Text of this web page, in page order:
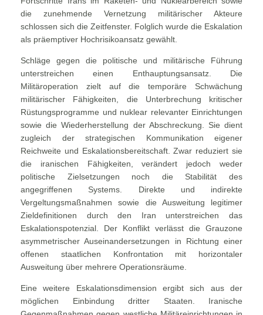
die zunehmende Vernetzung militärischer Akteure
schlossen sich die Zeitfenster. Folglich wurde die Eskalation
als präemptiver Hochrisikoansatz gewählt.
Schläge gegen die politische und militärische Führung
unterstreichen einen Enthauptungsansatz. Die
Militäroperation zielt auf die temporäre Schwächung
militärischer Fähigkeiten, die Unterbrechung kritischer
Rüstungsprogramme und nuklear relevanter Einrichtungen
sowie die Wiederherstellung der Abschreckung. Sie dient
zugleich der strategischen Kommunikation eigener
Reichweite und Eskalationsbereitschaft. Zwar reduziert sie
die iranischen Fähigkeiten, verändert jedoch weder
politische Zielsetzungen noch die Stabilität des
angegriffenen Systems. Direkte und indirekte
Vergeltungsmaßnahmen sowie die Ausweitung legitimer
Zieldefinitionen durch den Iran unterstreichen das
Eskalationspotenzial. Der Konflikt verlässt die Grauzone
asymmetrischer Auseinandersetzungen in Richtung einer
offenen staatlichen Konfrontation mit horizontaler
Ausweitung über mehrere Operationsräume.
Eine weitere Eskalationsdimension ergibt sich aus der
möglichen Einbindung dritter Staaten. Iranische